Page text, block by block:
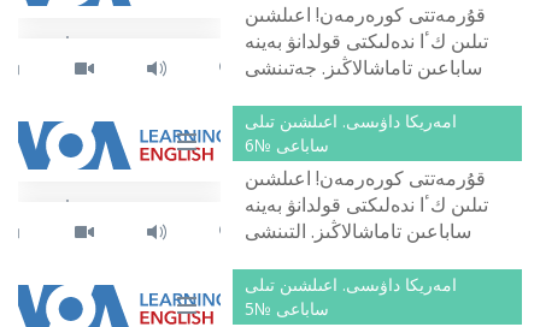
قۇرمەتتى كورەرمەن! اعىلشىن
تىلىن كٴا ندەلىكتى قولدانۋ بەينە
ساباعىن تاماشالاڭىز. جەتىنشى
ىستەپ...
امەريكا داۋىسى. اعىلشىن تىلى
ساباعى №6
قۇرمەتتى كورەرمەن! اعىلشىن
تىلىن كٴا ندەلىكتى قولدانۋ بەينە
ساباعىن تاماشالاڭىز. التىنشى
زالى...
امەريكا داۋىسى. اعىلشىن تىلى
ساباعى №5